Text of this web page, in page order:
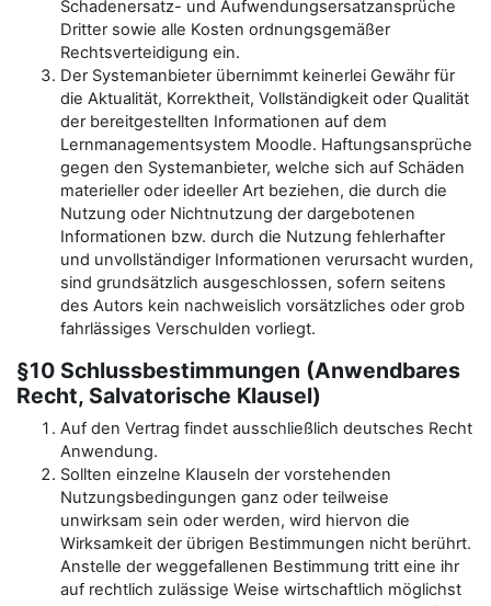
Schadenersatz- und Aufwendungsersatzansprüche
Dritter sowie alle Kosten ordnungsgemäßer
Rechtsverteidigung ein.
Der Systemanbieter übernimmt keinerlei Gewähr für
die Aktualität, Korrektheit, Vollständigkeit oder Qualität
der bereitgestellten Informationen auf dem
Lernmanagementsystem Moodle. Haftungsansprüche
gegen den Systemanbieter, welche sich auf Schäden
materieller oder ideeller Art beziehen, die durch die
Nutzung oder Nichtnutzung der dargebotenen
Informationen bzw. durch die Nutzung fehlerhafter
und unvollständiger Informationen verursacht wurden,
sind grundsätzlich ausgeschlossen, sofern seitens
des Autors kein nachweislich vorsätzliches oder grob
fahrlässiges Verschulden vorliegt.
§10 Schlussbestimmungen (Anwendbares
Recht, Salvatorische Klausel)
Auf den Vertrag findet ausschließlich deutsches Recht
Anwendung.
Sollten einzelne Klauseln der vorstehenden
Nutzungsbedingungen ganz oder teilweise
unwirksam sein oder werden, wird hiervon die
Wirksamkeit der übrigen Bestimmungen nicht berührt.
Anstelle der weggefallenen Bestimmung tritt eine ihr
auf rechtlich zulässige Weise wirtschaftlich möglichst